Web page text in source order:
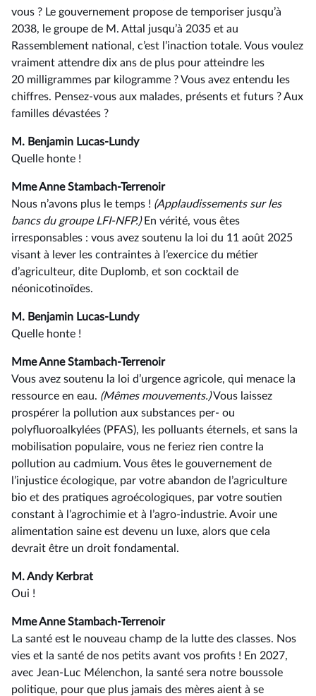
vous ? Le gouvernement propose de temporiser jusqu’à
2038, le groupe de M. Attal jusqu’à 2035 et au
Rassemblement national, c’est l’inaction totale. Vous voulez
vraiment attendre dix ans de plus pour atteindre les
20 milligrammes par kilogramme ? Vous avez entendu les
chiffres. Pensez-vous aux malades, présents et futurs ? Aux
familles dévastées ?
M. Benjamin Lucas-Lundy
Quelle honte !
Mme Anne Stambach-Terrenoir
Nous n’avons plus le temps ! (Applaudissements sur les
bancs du groupe LFI-NFP.)En vérité, vous êtes
irresponsables : vous avez soutenu la loi du 11 août 2025
visant à lever les contraintes à l’exercice du métier
d’agriculteur, dite Duplomb, et son cocktail de
néonicotinoïdes.
M. Benjamin Lucas-Lundy
Quelle honte !
Mme Anne Stambach-Terrenoir
Vous avez soutenu la loi d’urgence agricole, qui menace la
ressource en eau. (Mêmes mouvements.)Vous laissez
prospérer la pollution aux substances per- ou
polyfluoroalkylées (PFAS), les polluants éternels, et sans la
mobilisation populaire, vous ne feriez rien contre la
pollution au cadmium. Vous êtes le gouvernement de
l’injustice écologique, par votre abandon de l’agriculture
bio et des pratiques agroécologiques, par votre soutien
constant à l’agrochimie et à l’agro-industrie. Avoir une
alimentation saine est devenu un luxe, alors que cela
devrait être un droit fondamental.
M. Andy Kerbrat
Oui !
Mme Anne Stambach-Terrenoir
La santé est le nouveau champ de la lutte des classes. Nos
vies et la santé de nos petits avant vos profits ! En 2027,
avec Jean-Luc Mélenchon, la santé sera notre boussole
politique, pour que plus jamais des mères aient à se